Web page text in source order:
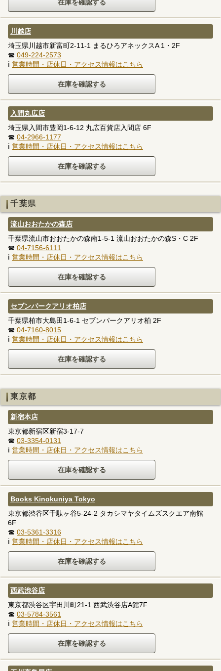
川越店
埼玉県川越市新富町2-11-1 まるひろアネックスA 1・2F
☎ 049-224-2573
ℹ 営業時間・店休日・アクセス情報はこちら
入間丸広店
埼玉県入間市豊岡1-6-12 丸広百貨店入間店 6F
☎ 04-2966-1177
ℹ 営業時間・店休日・アクセス情報はこちら
千葉県
流山おおたかの森店
千葉県流山市おおたかの森南1-5-1 流山おおたかの森S・C 2F
☎ 04-7156-6111
ℹ 営業時間・店休日・アクセス情報はこちら
セブンパークアリオ柏店
千葉県柏市大島田1-6-1 セブンパークアリオ柏 2F
☎ 04-7160-8015
ℹ 営業時間・店休日・アクセス情報はこちら
東京都
新宿本店
東京都新宿区新宿3-17-7
☎ 03-3354-0131
ℹ 営業時間・店休日・アクセス情報はこちら
Books Kinokuniya Tokyo
東京都渋谷区千駄ヶ谷5-24-2 タカシマヤタイムズスクエア南館
6F
☎ 03-5361-3316
ℹ 営業時間・店休日・アクセス情報はこちら
西武渋谷店
東京都渋谷区宇田川町21-1 西武渋谷店A館7F
☎ 03-5784-3561
ℹ 営業時間・店休日・アクセス情報はこちら